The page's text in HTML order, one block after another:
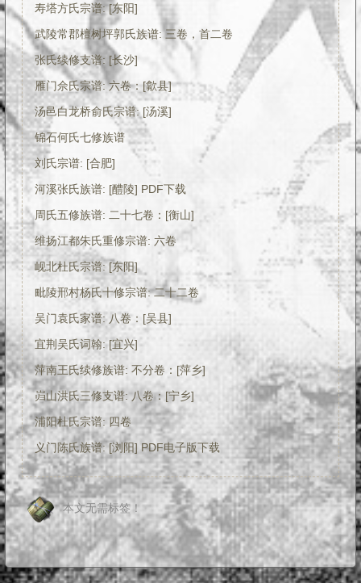
寿塔方氏宗谱: [东阳]
武陵常郡檀树坪郭氏族谱: 三卷，首二卷
张氏续修支谱: [长沙]
雁门佘氏宗谱: 六卷：[歙县]
汤邑白龙桥俞氏宗谱: [汤溪]
锦石何氏七修族谱
刘氏宗谱: [合肥]
河溪张氏族谱: [醴陵] PDF下载
周氏五修族谱: 二十七卷：[衡山]
维扬江都朱氏重修宗谱: 六卷
岘北杜氏宗谱: [东阳]
毗陵邢村杨氏十修宗谱: 二十二卷
吴门袁氏家谱: 八卷：[吴县]
宜荆吴氏词翰: [宜兴]
萍南王氏续修族谱: 不分卷：[萍乡]
岿山洪氏三修支谱: 八卷：[宁乡]
浦阳杜氏宗谱: 四卷
义门陈氏族谱: [浏阳] PDF电子版下载
本文无需标签！